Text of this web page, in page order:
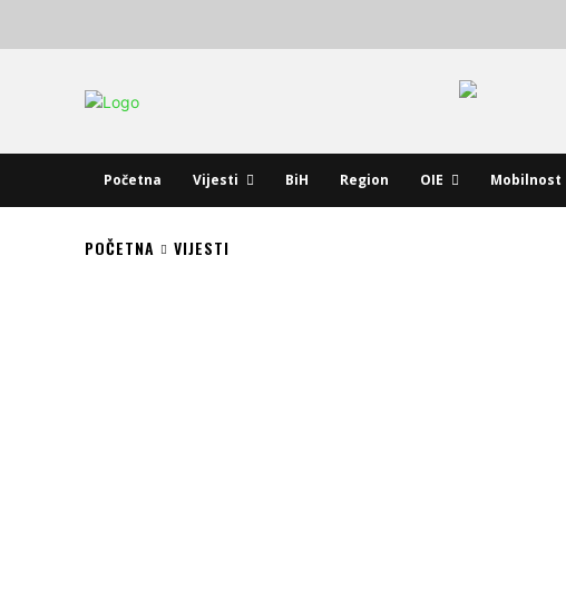
Početna Vijesti BiH Region OIE Mobilnost
POČETNA VIJESTI